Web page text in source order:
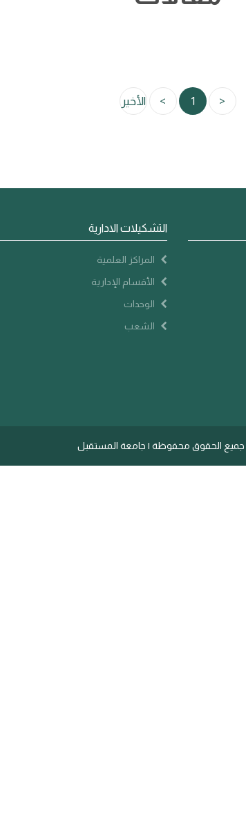
<
1
> الأخير
التشكيلات الادارية
المراكز العلمية
الأقسام الإدارية
الوحدات
الشعب